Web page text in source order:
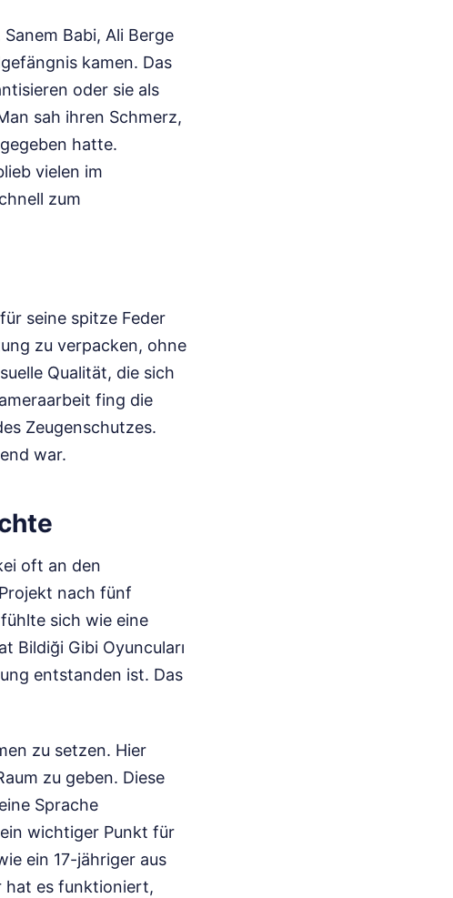
Babi, Ali Berge
kamen. Das
oder sie als
sah ihren Schmerz,
hatte.
vielen im
zum
seine spitze Feder
zu verpacken, ohne
Qualität, die sich
fing die
Zeugenschutzes.
war.
oft an den
nach fünf
sich wie eine
Bildiği Gibi Oyuncuları
entstanden ist. Das
zu setzen. Hier
zu geben. Diese
Sprache
wichtiger Punkt für
ein 17-jähriger aus
hat es funktioniert,